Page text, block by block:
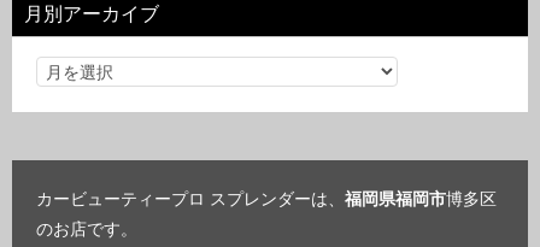
ー
月別アーカイブ
カービューティープロ スプレンダーは、 福岡県福岡市博多区
のお店です。